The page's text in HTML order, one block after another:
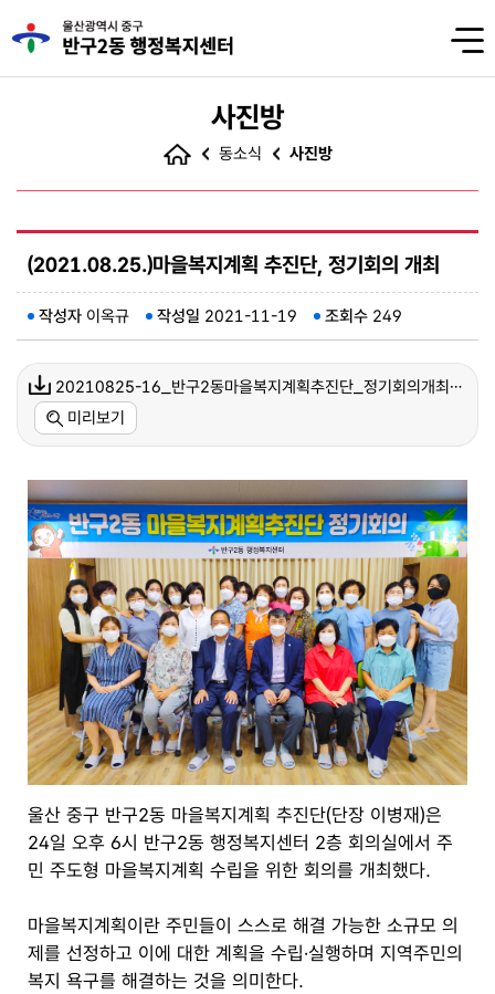
사진방
동소식 사진방
(2021.08.25.)마을복지계획 추진단, 정기회의 개최
작성자 이옥규 작성일 2021-11-19 조회수 249
20210825-16_반구2동마을복지계획추진단_정기회의개최1.jpg(1533 kb)
미리보기
울산 중구 반구2동 마을복지계획 추진단(단장 이병재)은
24일 오후 6시 반구2동 행정복지센터 2층 회의실에서 주
민 주도형 마을복지계획 수립을 위한 회의를 개최했다.
마을복지계획이란 주민들이 스스로 해결 가능한 소규모 의
제를 선정하고 이에 대한 계획을 수립·실행하며 지역주민의
복지 욕구를 해결하는 것을 의미한다.